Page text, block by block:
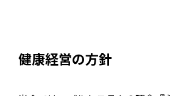
健康経営の方針